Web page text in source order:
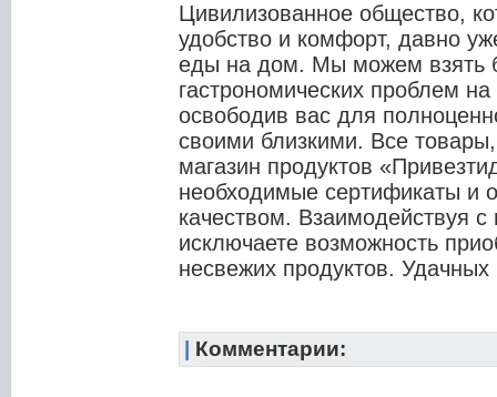
Цивилизованное общество,
удобство и комфорт, давно
еды на дом. Мы можем взять
гастрономических проблем
освободив вас для
своими близкими. Все
магазин продуктов
необходимые сертификаты и
качеством. Взаимодействуя
исключаете возможность
несвежих продуктов. Удачных
Комментарии: